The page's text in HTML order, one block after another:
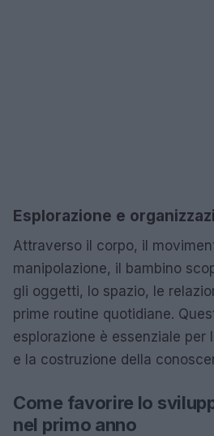
Esplorazione e
Attraverso il corpo, il
manipolazione, il bambino
gli oggetti, lo spazio, le
prime routine quotidiane.
esplorazione è essenziale
e la costruzione della
Come favorire lo
nel primo anno